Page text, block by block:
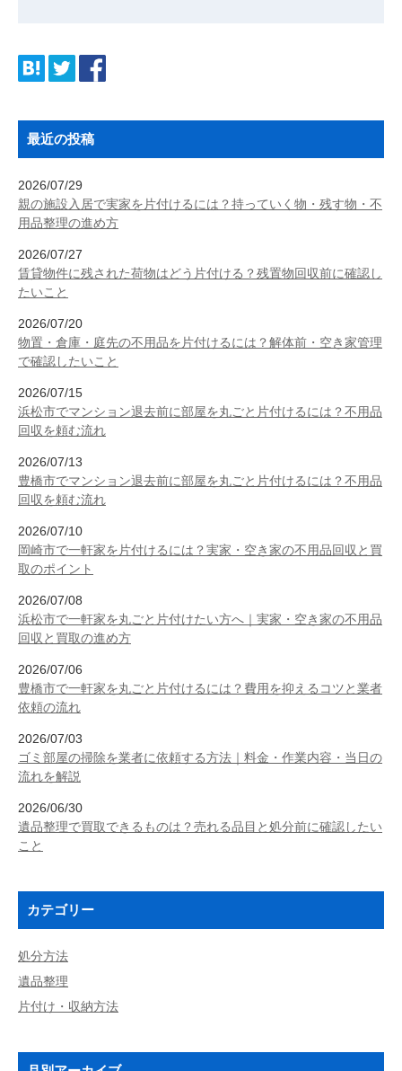
最近の投稿
2026/07/29
親の施設入居で実家を片付けるには？持っていく物・残す物・不
用品整理の進め方
2026/07/27
賃貸物件に残された荷物はどう片付ける？残置物回収前に確認し
たいこと
2026/07/20
物置・倉庫・庭先の不用品を片付けるには？解体前・空き家管理
で確認したいこと
2026/07/15
浜松市でマンション退去前に部屋を丸ごと片付けるには？不用品
回収を頼む流れ
2026/07/13
豊橋市でマンション退去前に部屋を丸ごと片付けるには？不用品
回収を頼む流れ
2026/07/10
岡崎市で一軒家を片付けるには？実家・空き家の不用品回収と買
取のポイント
2026/07/08
浜松市で一軒家を丸ごと片付けたい方へ｜実家・空き家の不用品
回収と買取の進め方
2026/07/06
豊橋市で一軒家を丸ごと片付けるには？費用を抑えるコツと業者
依頼の流れ
2026/07/03
ゴミ部屋の掃除を業者に依頼する方法｜料金・作業内容・当日の
流れを解説
2026/06/30
遺品整理で買取できるものは？売れる品目と処分前に確認したい
こと
カテゴリー
処分方法
遺品整理
片付け・収納方法